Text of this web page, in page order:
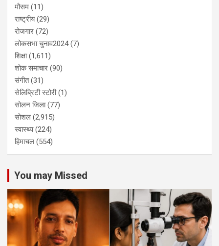
मौसम (11)
राष्ट्रीय(29)
रोजगार (72)
लोकसभा चुनाव2024(7)
शिक्षा(1,611)
शोक समाचार (90)
संगीत(31)
सेलिब्रिटी स्टोरी(1)
सोलन जिला(77)
सोशल (2,915)
स्वास्थ्य(224)
हिमाचल (554)
You may Missed